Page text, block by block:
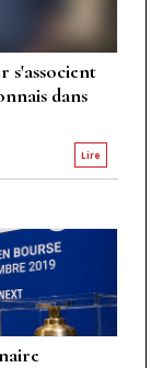
s'associent
dans
Lire